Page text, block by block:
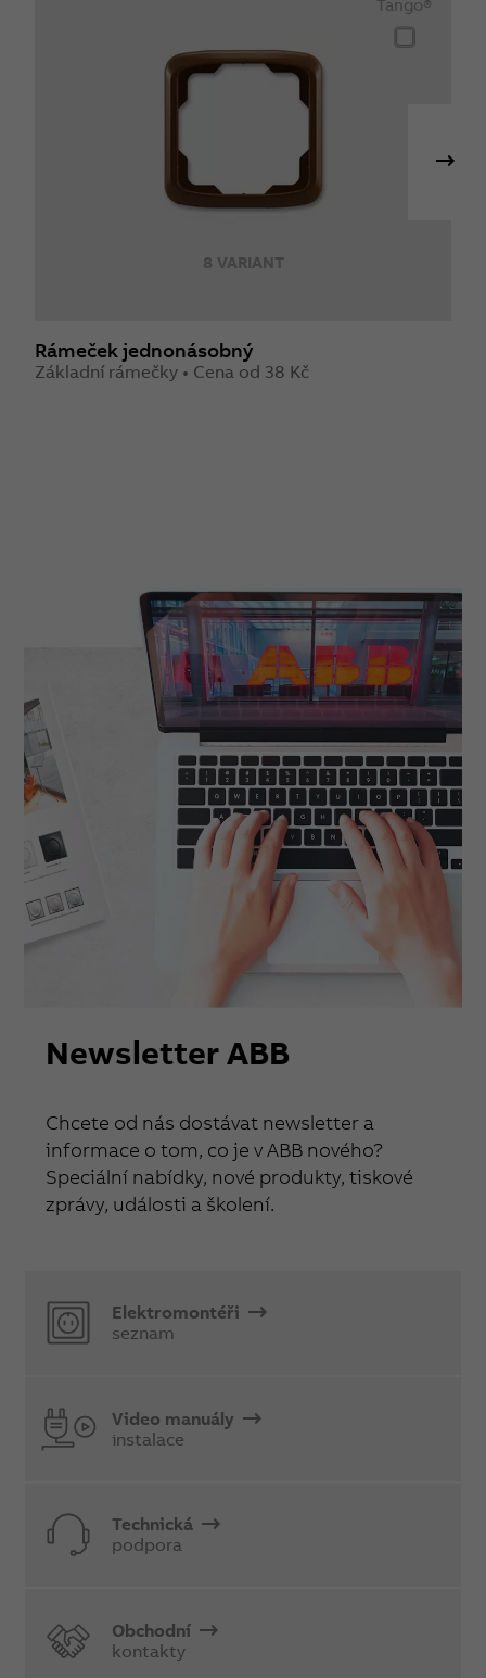
8 VARIANT
Tango®
Rámeček jednonásobný
Základní rámečky • Cena od 38 Kč
Newsletter ABB
Chcete od nás dostávat newsletter a
informace o tom, co je v ABB nového?
Speciální nabídky, nové produkty, tiskové
zprávy, události a školení.
Elektromontéři
seznam
Video manuály
instalace
Technická
podpora
Obchodní
kontakty